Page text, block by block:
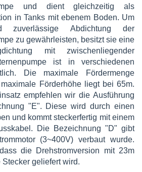
und dient gleichzeitig als
in Tanks mit ebenem Boden. Um
Abdichtung der
zu gewährleisten, besitzt sie eine
mit zwischenliegender
ist in verschiedenen
Die maximale Fördermenge
Förderhöhe liegt bei 65m.
empfehlen wir die Ausführung
"E". Diese wird durch einen
und kommt steckerfertig mit einem
Die Bezeichnung "D" gibt
(3~400V) verbaut wurde.
die Drehstromversion mit 23m
geliefert wird.